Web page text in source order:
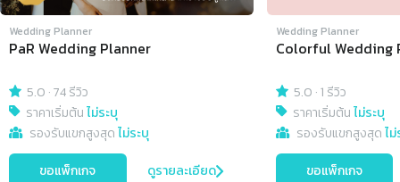
Wedding Planner
PaR Wedding Planner
5.0 ·74 รีวิว
ราคาเริ่มต้นไม่ระบุ
รองรับแขกสูงสุดไม่ระบุ
ขอแพ็กเกจ ดูรายละเอียด
Wedding Planner
Colorful Wedding
5.0 ·1 รีวิว
ราคาเริ่มต้นไม่ระบุ
รองรับแขกสูงสุดไ
ขอแพ็กเกจ